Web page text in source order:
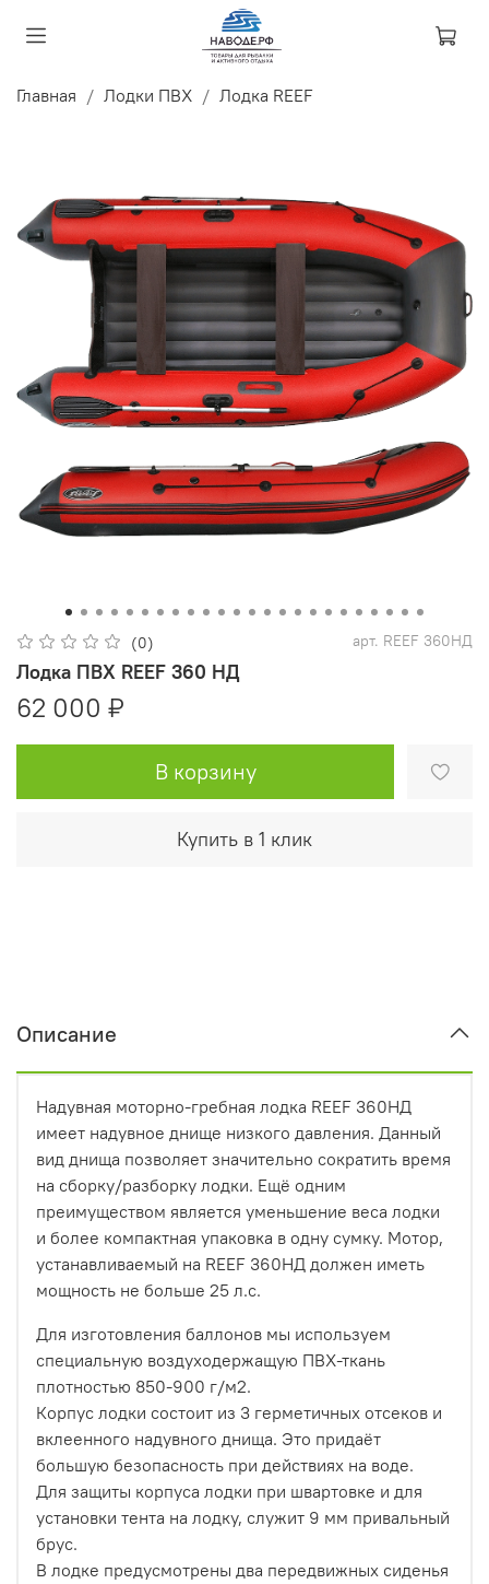
Главная Лодки ПВХ Лодка REEF
(0) арт. REEF 360НД
Лодка ПВХ REEF 360 НД
62 000 ₽
В корзину
Купить в 1 клик
Описание
Надувная моторно-гребная лодка REEF 360НД
имеет надувное днище низкого давления. Данный
вид днища позволяет значительно сократить время
на сборку/разборку лодки. Ещё одним
преимуществом является уменьшение веса лодки
и более компактная упаковка в одну сумку. Мотор,
устанавливаемый на REEF 360НД должен иметь
мощность не больше 25 л.с.
Для изготовления баллонов мы используем
специальную воздуходержащую ПВХ-ткань
плотностью 850-900 г/м2.
Корпус лодки состоит из 3 герметичных отсеков и
вклеенного надувного днища. Это придаёт
большую безопасность при действиях на воде.
Для защиты корпуса лодки при швартовке и для
установки тента на лодку, служит 9 мм привальный
брус.
В лодке предусмотрены два передвижных сиденья